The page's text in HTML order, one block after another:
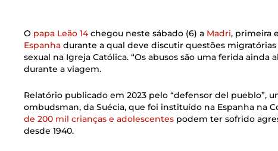
O papa Leão 14chegou neste sábado (6) a Madri, primeira
Espanha durante a qual deve discutir questões
sexual na Igreja Católica. “Os abusos são uma ferida ainda
durante a viagem.
Relatório publicado em 2023 pelo “defensor del pueblo”,
ombudsman, da Suécia, que foi instituído na Espanha na
de 200 mil crianças e adolescentes podem ter sofrido
desde 1940.